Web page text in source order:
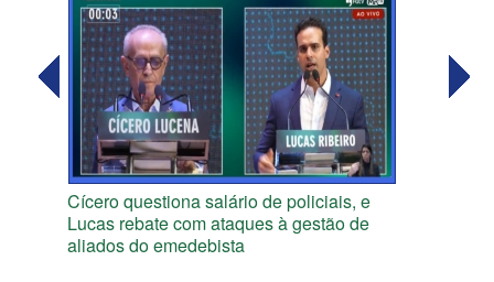
Cícero questiona salário de policiais, e
Lucas rebate com ataques à gestão de
aliados do emedebista